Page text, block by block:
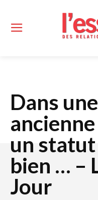
Dans
un statut
bien … –
Jour